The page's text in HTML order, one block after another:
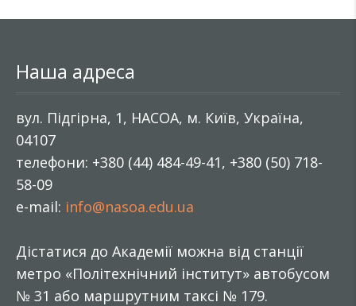
Наша адреса
вул. Підгірна, 1, НАСОА, м. Київ, Україна,
04107
телефони: +380 (44) 484-49-41, +380 (50) 718-
58-09
e-mail: info@nasoa.edu.ua
Дістатися до Академії можна від станції
метро «Політехнічний інститут» автобусом
№ 31 або маршрутним таксі № 179.